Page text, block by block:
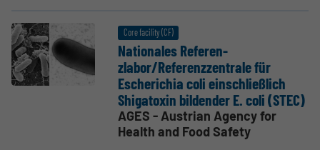
Core facility (CF)
Natio­nales Referen­
zlabor/Referenzzen­trale für
Escherichia coli einsch­ließlich
Shiga­toxin bildender E. coli (STEC)
AGES - Austrian Agency for
Health and Food Safety